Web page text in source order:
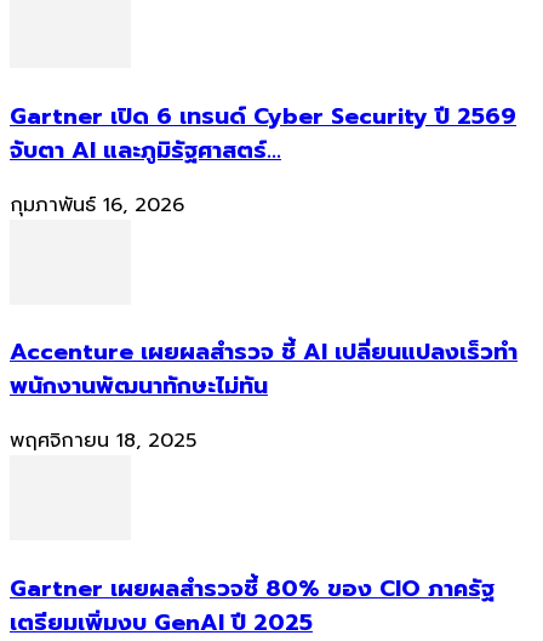
Gartner เปิด 6 เทรนด์ Cyber Security ปี 2569
จับตา AI และภูมิรัฐศาสตร์...
กุมภาพันธ์ 16, 2026
Accenture เผยผลสำรวจ ชี้ AI เปลี่ยนแปลงเร็วทำ
พนักงานพัฒนาทักษะไม่ทัน
พฤศจิกายน 18, 2025
Gartner เผยผลสำรวจชี้ 80% ของ CIO ภาครัฐ
เตรียมเพิ่มงบ GenAI ปี 2025